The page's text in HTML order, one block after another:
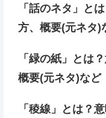
「話のネタ」と
方、概要(元ネタ)
「緑の紙」とは
概要(元ネタ)など
「稜線」とは？